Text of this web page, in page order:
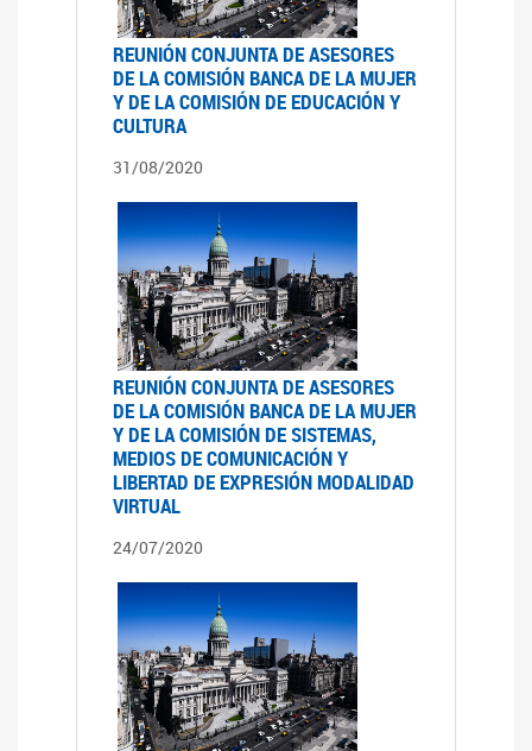
REUNIÓN CONJUNTA DE ASESORES
DE LA COMISIÓN BANCA DE LA MUJER
Y DE LA COMISIÓN DE EDUCACIÓN Y
CULTURA
31/08/2020
REUNIÓN CONJUNTA DE ASESORES
DE LA COMISIÓN BANCA DE LA MUJER
Y DE LA COMISIÓN DE SISTEMAS,
MEDIOS DE COMUNICACIÓN Y
LIBERTAD DE EXPRESIÓN MODALIDAD
VIRTUAL
24/07/2020